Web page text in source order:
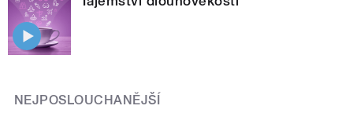
NEJPOSLOUCHANĚJŠÍ